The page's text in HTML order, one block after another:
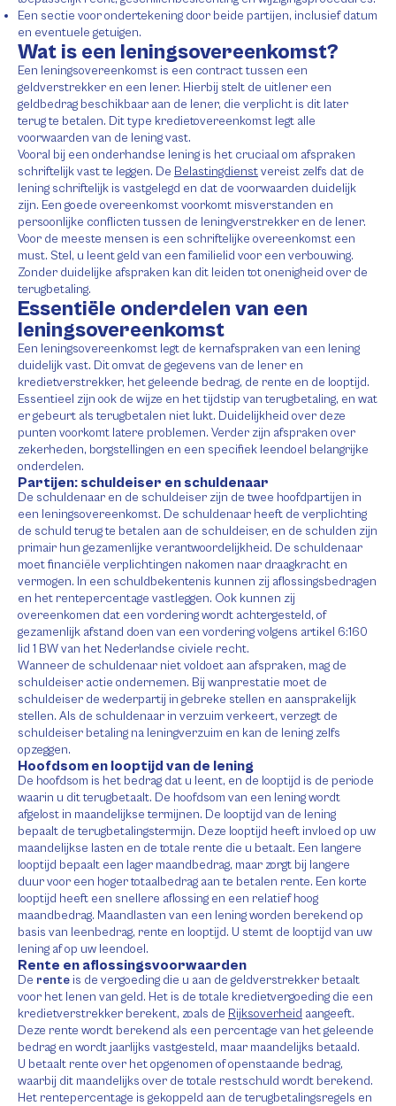
Een sectie voor ondertekening door beide partijen, inclusief datum
en eventuele getuigen.
Wat is een leningsovereenkomst?
Een leningsovereenkomst is een contract tussen een
geldverstrekker en een lener. Hierbij stelt de uitlener een
geldbedrag beschikbaar aan de lener, die verplicht is dit later
terug te betalen. Dit type kredietovereenkomst legt alle
voorwaarden van de lening vast.
Vooral bij een onderhandse lening is het cruciaal om afspraken
schriftelijk vast te leggen. De Belastingdienstvereist zelfs dat de
lening schriftelijk is vastgelegd en dat de voorwaarden duidelijk
zijn. Een goede overeenkomst voorkomt misverstanden en
persoonlijke conflicten tussen de leningverstrekker en de lener.
Voor de meeste mensen is een schriftelijke overeenkomst een
must. Stel, u leent geld van een familielid voor een verbouwing.
Zonder duidelijke afspraken kan dit leiden tot onenigheid over de
terugbetaling.
Essentiële onderdelen van een
leningsovereenkomst
Een leningsovereenkomst legt de kernafspraken van een lening
duidelijk vast. Dit omvat de gegevens van de lener en
kredietverstrekker, het geleende bedrag, de rente en de looptijd.
Essentieel zijn ook de wijze en het tijdstip van terugbetaling, en wat
er gebeurt als terugbetalen niet lukt. Duidelijkheid over deze
punten voorkomt latere problemen. Verder zijn afspraken over
zekerheden, borgstellingen en een specifiek leendoel belangrijke
onderdelen.
Partijen: schuldeiser en schuldenaar
De schuldenaar en de schuldeiser zijn de twee hoofdpartijen in
een leningsovereenkomst. De schuldenaar heeft de verplichting
de schuld terug te betalen aan de schuldeiser, en de schulden zijn
primair hun gezamenlijke verantwoordelijkheid. De schuldenaar
moet financiële verplichtingen nakomen naar draagkracht en
vermogen. In een schuldbekentenis kunnen zij aflossingsbedragen
en het rentepercentage vastleggen. Ook kunnen zij
overeenkomen dat een vordering wordt achtergesteld, of
gezamenlijk afstand doen van een vordering volgens artikel 6:160
lid 1 BW van het Nederlandse civiele recht.
Wanneer de schuldenaar niet voldoet aan afspraken, mag de
schuldeiser actie ondernemen. Bij wanprestatie moet de
schuldeiser de wederpartij in gebreke stellen en aansprakelijk
stellen. Als de schuldenaar in verzuim verkeert, verzegt de
schuldeiser betaling na leningverzuim en kan de lening zelfs
opzeggen.
Hoofdsom en looptijd van de lening
De hoofdsom is het bedrag dat u leent, en de looptijd is de periode
waarin u dit terugbetaalt. De hoofdsom van een lening wordt
afgelost in maandelijkse termijnen. De looptijd van de lening
bepaalt de terugbetalingstermijn. Deze looptijd heeft invloed op uw
maandelijkse lasten en de totale rente die u betaalt. Een langere
looptijd bepaalt een lager maandbedrag, maar zorgt bij langere
duur voor een hoger totaalbedrag aan te betalen rente. Een korte
looptijd heeft een snellere aflossing en een relatief hoog
maandbedrag. Maandlasten van een lening worden berekend op
basis van leenbedrag, rente en looptijd. U stemt de looptijd van uw
lening af op uw leendoel.
Rente en aflossingsvoorwaarden
De rente is de vergoeding die u aan de geldverstrekker betaalt
voor het lenen van geld. Het is de totale kredietvergoeding die een
kredietverstrekker berekent, zoals de Rijksoverheid aangeeft.
Deze rente wordt berekend als een percentage van het geleende
bedrag en wordt jaarlijks vastgesteld, maar maandelijks betaald.
U betaalt rente over het opgenomen of openstaande bedrag,
waarbij dit maandelijks over de totale restschuld wordt berekend.
Het rentepercentage is gekoppeld aan de terugbetalingsregels en